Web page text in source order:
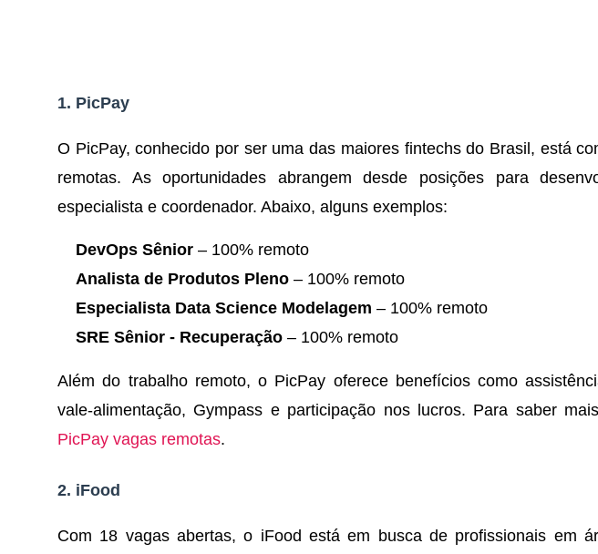
1. PicPay
O PicPay, conhecido por ser uma das maiores fintechs do Brasil, está
remotas. As oportunidades abrangem desde posições para
especialista e coordenador. Abaixo, alguns exemplos:
DevOps Sênior – 100% remoto
Analista de Produtos Pleno – 100% remoto
Especialista Data Science Modelagem – 100% remoto
SRE Sênior - Recuperação – 100% remoto
Além do trabalho remoto, o PicPay oferece benefícios como
vale-alimentação, Gympass e participação nos lucros. Para saber
PicPay vagas remotas.
2. iFood
Com 18 vagas abertas, o iFood está em busca de profissionais em